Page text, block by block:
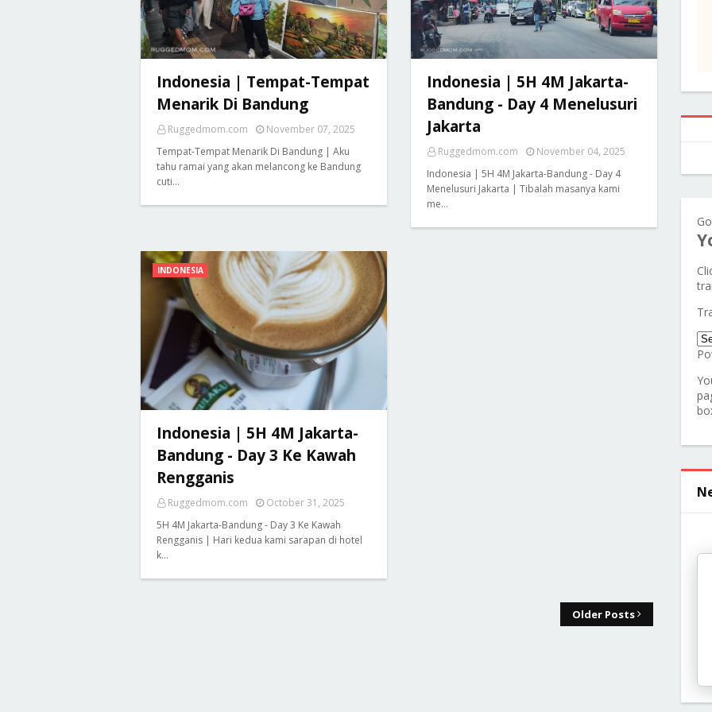
Indonesia | Tempat-Tempat
Menarik Di Bandung
Ruggedmom.com
November 07, 2025
Tempat-Tempat Menarik Di Bandung | Aku
tahu ramai yang akan melancong ke Bandung
cuti…
Indonesia | 5H 4M Jakarta-
Bandung - Day 4 Menelusuri
Jakarta
Ruggedmom.com
November 04, 2025
Indonesia | 5H 4M Jakarta-Bandung - Day 4
Menelusuri Jakarta | Tibalah masanya kami
me…
INDONESIA
Indonesia | 5H 4M Jakarta-
Bandung - Day 3 Ke Kawah
Rengganis
Ruggedmom.com
October 31, 2025
5H 4M Jakarta-Bandung - Day 3 Ke Kawah
Rengganis | Hari kedua kami sarapan di hotel
k…
Older Posts